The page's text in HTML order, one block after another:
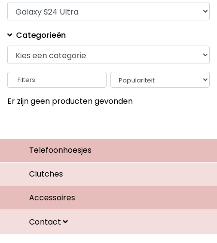
Categorieën
Filters
Er zijn geen producten gevonden
Telefoonhoesjes
Clutches
Accessoires
Contact